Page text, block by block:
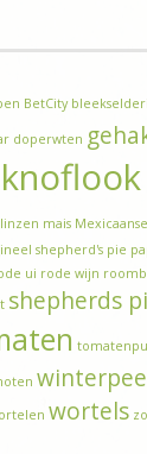
BetCity
doperwten
knoflook
linzen mais Mexicaanse
shepherd's pie
ui rode wijn
shepherds
wortels